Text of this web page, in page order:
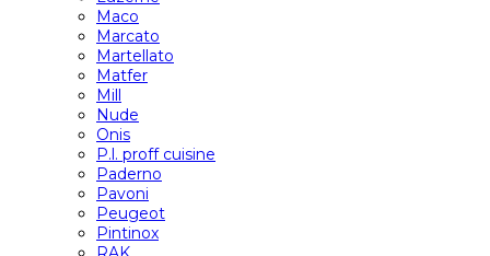
Maco
Marcato
Martellato
Matfer
Mill
Nude
Onis
P.l. proff cuisine
Paderno
Pavoni
Peugeot
Pintinox